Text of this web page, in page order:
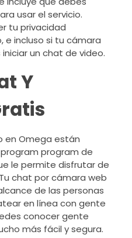
usar el servicio.
tu privacidad
e incluso si tu cámara
un chat de video.
Y
en Omega están
program de
le permite disfrutar de
chat por cámara web
de las personas
en línea con gente
conocer gente
más fácil y segura.